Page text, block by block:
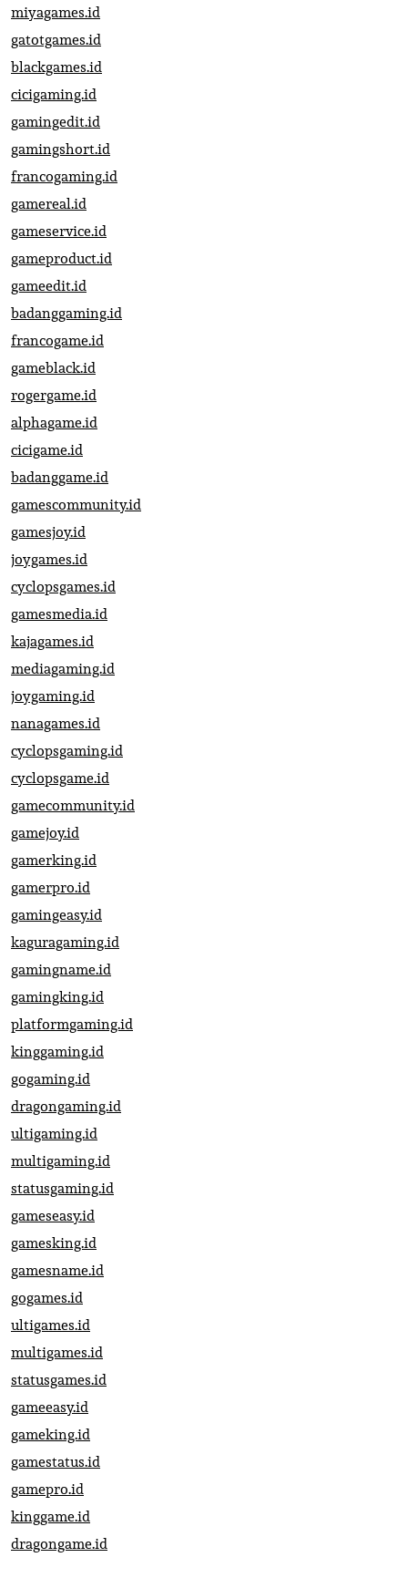
miyagames.id
gatotgames.id
blackgames.id
cicigaming.id
gamingedit.id
gamingshort.id
francogaming.id
gamereal.id
gameservice.id
gameproduct.id
gameedit.id
badanggaming.id
francogame.id
gameblack.id
rogergame.id
alphagame.id
cicigame.id
badanggame.id
gamescommunity.id
gamesjoy.id
joygames.id
cyclopsgames.id
gamesmedia.id
kajagames.id
mediagaming.id
joygaming.id
nanagames.id
cyclopsgaming.id
cyclopsgame.id
gamecommunity.id
gamejoy.id
gamerking.id
gamerpro.id
gamingeasy.id
kaguragaming.id
gamingname.id
gamingking.id
platformgaming.id
kinggaming.id
gogaming.id
dragongaming.id
ultigaming.id
multigaming.id
statusgaming.id
gameseasy.id
gamesking.id
gamesname.id
gogames.id
ultigames.id
multigames.id
statusgames.id
gameeasy.id
gameking.id
gamestatus.id
gamepro.id
kinggame.id
dragongame.id